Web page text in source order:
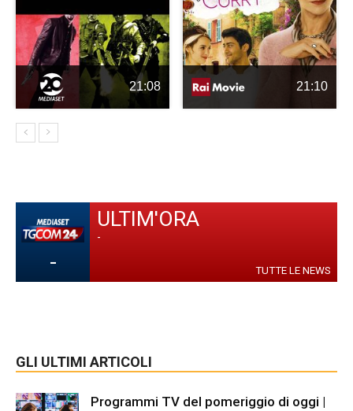
21:08 21:10
-
ULTIM'ORA
-
TUTTE LE NEWS
GLI ULTIMI ARTICOLI
Programmi TV del pomeriggio di oggi |